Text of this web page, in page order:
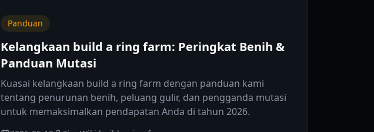
Panduan
Kelangkaan build a ring farm: Peringkat Benih &
Panduan Mutasi
Kuasai kelangkaan build a ring farm dengan panduan kami
tentang penurunan benih, peluang gulir, dan pengganda mutasi
untuk memaksimalkan pendapatan Anda di tahun 2026.